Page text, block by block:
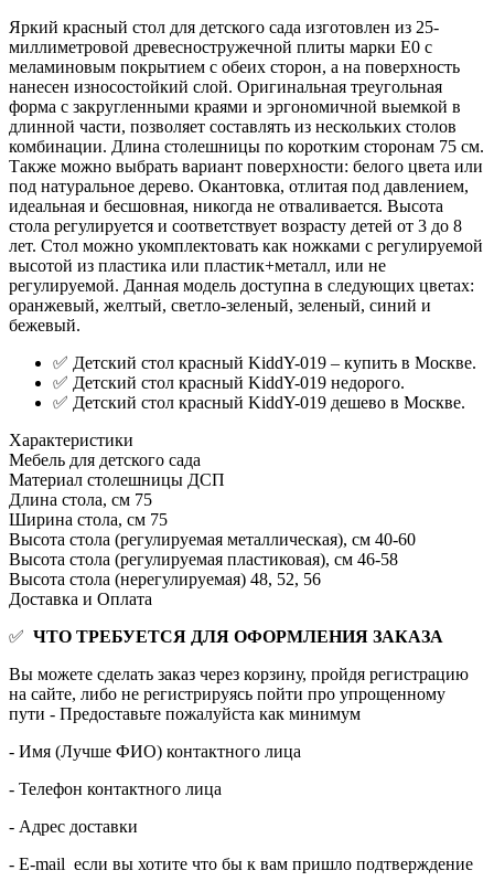
Яркий красный стол для детского сада изготовлен из 25-
миллиметровой древесностружечной плиты марки E0 с
меламиновым покрытием с обеих сторон, а на поверхность
нанесен износостойкий слой. Оригинальная треугольная
форма с закругленными краями и эргономичной выемкой в
длинной части, позволяет составлять из нескольких столов
комбинации. Длина столешницы по коротким сторонам 75 см.
Также можно выбрать вариант поверхности: белого цвета или
под натуральное дерево. Окантовка, отлитая под давлением,
идеальная и бесшовная, никогда не отваливается. Высота
стола регулируется и соответствует возрасту детей от 3 до 8
лет. Стол можно укомплектовать как ножками с регулируемой
высотой из пластика или пластик+металл, или не
регулируемой. Данная модель доступна в следующих цветах:
оранжевый, желтый, светло-зеленый, зеленый, синий и
бежевый.
✅ Детский стол красный KiddY-019 – купить в Москве.
✅ Детский стол красный KiddY-019 недорого.
✅ Детский стол красный KiddY-019 дешево в Москве.
Характеристики
Мебель для детского сада
Материал столешницы ДСП
Длина стола, см 75
Ширина стола, см 75
Высота стола (регулируемая металлическая), см 40-60
Высота стола (регулируемая пластиковая), см 46-58
Высота стола (нерегулируемая) 48, 52, 56
Доставка и Оплата
✅ ЧТО ТРЕБУЕТСЯ ДЛЯ ОФОРМЛЕНИЯ ЗАКАЗА
Вы можете сделать заказ через корзину, пройдя регистрацию
на сайте, либо не регистрируясь пойти про упрощенному
пути - Предоставьте пожалуйста как минимум
- Имя (Лучше ФИО) контактного лица
- Телефон контактного лица
- Адрес доставки
- E-mail если вы хотите что бы к вам пришло подтверждение